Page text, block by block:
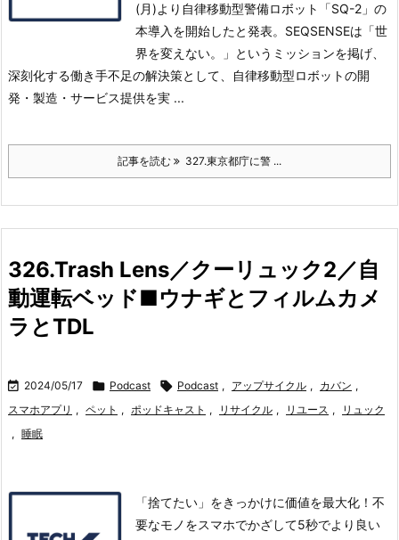
(月)より自律移動型警備ロボット「SQ-2」の
本導入を開始したと発表。 SEQSENSEは「世
界を変えない。」というミッションを掲げ、
深刻化する働き手不足の解決策として、自律移動型ロボットの開
発・製造・サービス提供を実 ...
記事を読む 327.東京都庁に警 ...
326.Trash Lens／クーリュック2／自
動運転ベッド■ウナギとフィルムカメ
ラとTDL
 2024/05/17  Podcast  Podcast , アップサイクル , カバン ,
スマホアプリ , ペット , ポッドキャスト , リサイクル , リユース ,
リュック
, 睡眠
「捨てたい」をきっかけに価値を最大化！不
要なモノをスマホでかざして5秒でより良い